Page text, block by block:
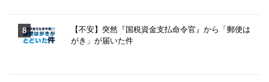
【不安】突然『国税資金支払命令官』から「郵便は
がき」が届いた件